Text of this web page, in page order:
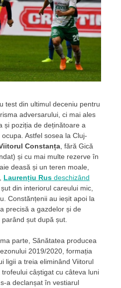
test din ultimul deceniu pentru
adversarului, ci mai ales
și poziția de deținătoare a
Astfel sosea la Cluj-
Constanța , fără Gică
și cu mai multe rezerve în
deasă și un teren moale,
Laurențiu Rus deschizând
din interiorul careului mic,
Constănțenii au ieșit apoi la
precisă a gazdelor și de
șut după șut.
parte, Sănătatea producea
2019/2020, formația
ligii a treia eliminând Viitorul
câștigat cu câteva luni
a declanșat în vestiarul